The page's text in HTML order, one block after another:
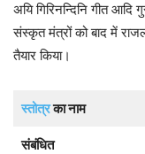
अयि गिरिनन्दिनि गीत आदि
संस्कृत मंत्रों को बाद में
तैयार किया।
स्तोत्रका नाम
संबंधित